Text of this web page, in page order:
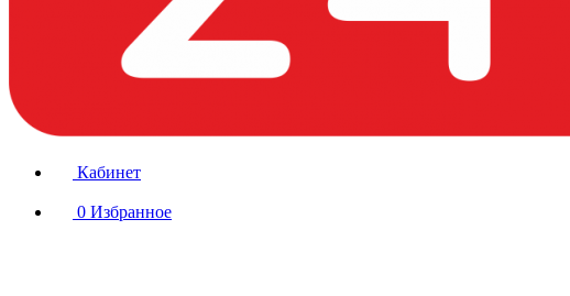
Кабинет
0 Избранное